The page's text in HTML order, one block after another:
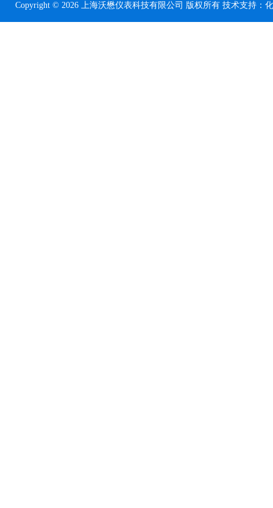
Copyright © 2026 上海沃懋仪表科技有限公司 版权所有 技术支持：